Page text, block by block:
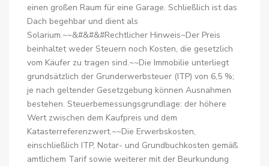
einen großen Raum für eine Garage. Schließlich ist das
Dach begehbar und dient als
Solarium.~~&#&#&#Rechtlicher Hinweis~Der Preis
beinhaltet weder Steuern noch Kosten, die gesetzlich
vom Käufer zu tragen sind.~~Die Immobilie unterliegt
grundsätzlich der Grunderwerbsteuer (ITP) von 6,5 %;
je nach geltender Gesetzgebung können Ausnahmen
bestehen. Steuerbemessungsgrundlage: der höhere
Wert zwischen dem Kaufpreis und dem
Katasterreferenzwert.~~Die Erwerbskosten,
einschließlich ITP, Notar- und Grundbuchkosten gemäß
amtlichem Tarif sowie weiterer mit der Beurkundung